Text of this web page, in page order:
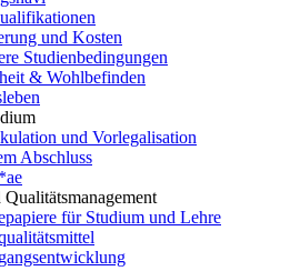
und Kosten
Studienbedingungen
& Wohlbefinden
und Vorlegalisation
Abschluss
Qualitätsmanagement
für Studium und Lehre